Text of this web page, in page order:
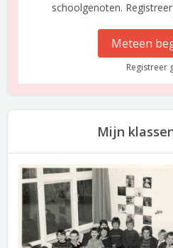
schoolgenoten.
Meteen
Registreer
Mijn